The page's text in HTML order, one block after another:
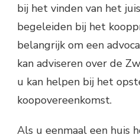
bij het vinden van het
begeleiden bij het
belangrijk om een
kan adviseren over de
u kan helpen bij het
koopovereenkomst.
Als u eenmaal een huis